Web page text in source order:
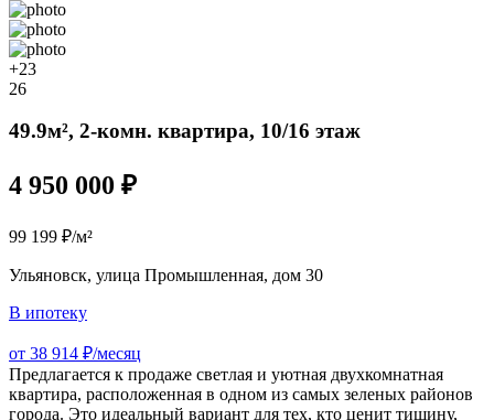
+23
26
49.9м², 2-комн. квартира, 10/16 этаж
4 950 000 ₽
99 199 ₽/м²
Ульяновск, улица Промышленная, дом 30
В ипотеку
от 38 914 ₽/месяц
Предлагается к продаже светлая и уютная двухкомнатная
квартира, расположенная в одном из самых зеленых районов
города. Это идеальный вариант для тех, кто ценит тишину,